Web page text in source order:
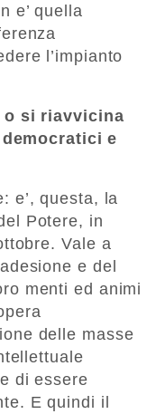
e’ quella
l’impianto
o si riavvicina
e
e’, questa, la
Potere, in
Vale a
e del
menti ed animi
delle masse
di essere
E quindi il